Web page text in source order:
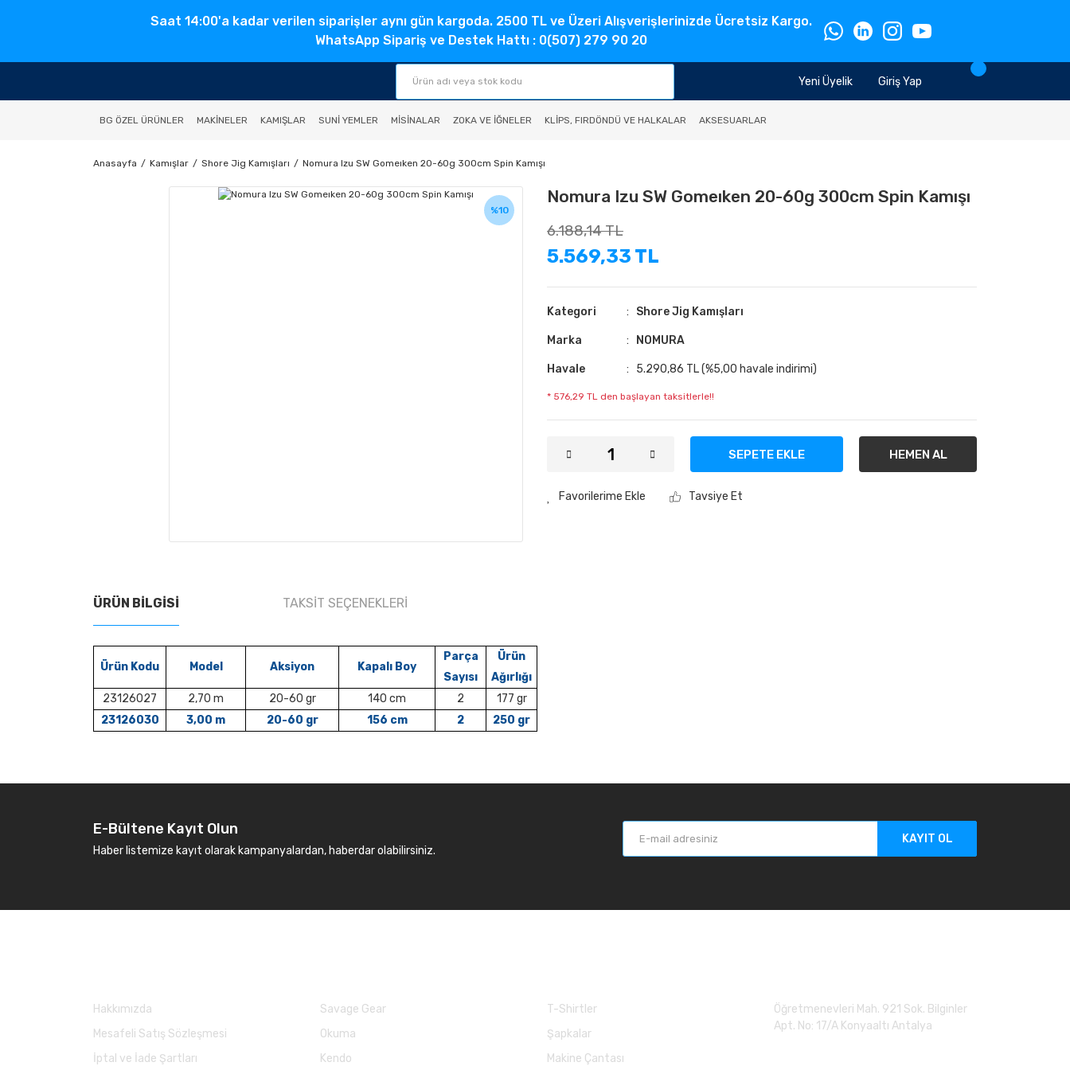
Saat 14:00'a kadar verilen siparişler aynı gün kargoda. 2500 TL ve Üzeri Alışverişlerinizde Ücretsiz Kargo.
WhatsApp Sipariş ve Destek Hattı : 0(507) 279 90 20
Giriş Yap
Yeni Üyelik
BG ÖZEL ÜRÜNLER MAKINELER KAMIŞLAR SUNI YEMLER MISINALAR ZOKA VE İĞNELER KLIPS, FIRDÖNDÜ VE HALKALAR AKSESUARLAR
Anasayfa Kamışlar Shore Jig Kamışları Nomura Izu SW Gomeıken 20-60g 300cm Spin Kamışı
%10
Nomura Izu SW Gomeıken 20-60g 300cm Spin Kamışı
5.569,33 TL
6.188,14 TL
Kategori Shore Jig Kamışları
Marka NOMURA
Havale 5.290,86 TL (%5,00 havale indirimi)
* 576,29 TL den başlayan taksitlerle!!
SEPETE EKLE HEMEN AL
Tavsiye Et
ÜRÜN BILGISI TAKSIT SEÇENEKLERI
Ürün Kodu Model Aksiyon Kapalı Boy
Parça
Sayısı
Ürün
Ağırlığı
23126027
2,70 m 20-60 gr 140 cm 2
177 gr
23126030
3,00 m 20-60 gr 156 cm 2 250 gr
E-Bültene Kayıt Olun
Haber listemize kayıt olarak kampanyalardan, haberdar olabilirsiniz.
KAYIT OL
Hakkımızda
Mesafeli Satış Sözleşmesi
İptal ve İade Şartları
Savage Gear
Okuma
Kendo
T-Shirtler
Şapkalar
Makine Çantası
Öğretmenevleri Mah. 921 Sok. Bilginler
Apt. No: 17/A Konyaaltı Antalya